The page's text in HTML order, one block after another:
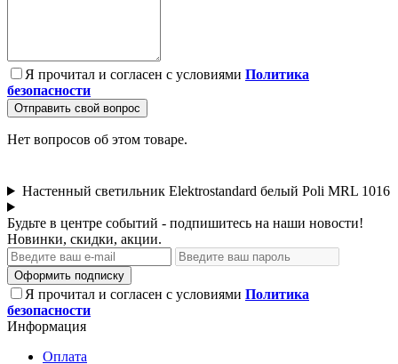
Я прочитал и согласен с условиями Политика
безопасности
Отправить свой вопрос
Нет вопросов об этом товаре.
Настенный светильник Elektrostandard белый Poli MRL 1016
Будьте в центре событий - подпишитесь на наши новости!
Новинки, скидки, акции.
Оформить подписку
Я прочитал и согласен с условиями Политика
безопасности
Информация
Оплата